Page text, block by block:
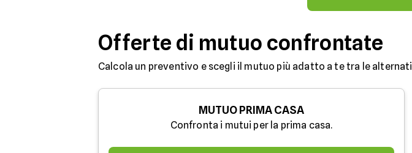
Offerte di mutuo confrontate
Calcola un preventivo e scegli il mutuo più adatto a te tra le
MUTUO PRIMA CASA
Confronta i mutui per la prima casa.